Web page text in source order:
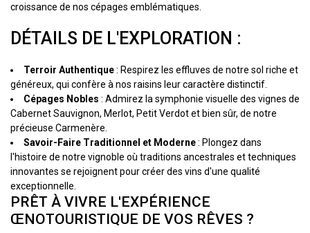
croissance de nos cépages emblématiques.
DÉTAILS DE L'EXPLORATION :
Terroir Authentique: Respirez les effluves de notre sol riche et
généreux, qui confère à nos raisins leur caractère distinctif.
Cépages Nobles : Admirez la symphonie visuelle des vignes de
Cabernet Sauvignon, Merlot, Petit Verdot et bien sûr, de notre
précieuse Carmenère.
Savoir-Faire Traditionnel et Moderne: Plongez dans
l'histoire de notre vignoble où traditions ancestrales et techniques
innovantes se rejoignent pour créer des vins d'une qualité
exceptionnelle.
PRÊT À VIVRE L'EXPÉRIENCE
ŒNOTOURISTIQUE DE VOS RÊVES ?